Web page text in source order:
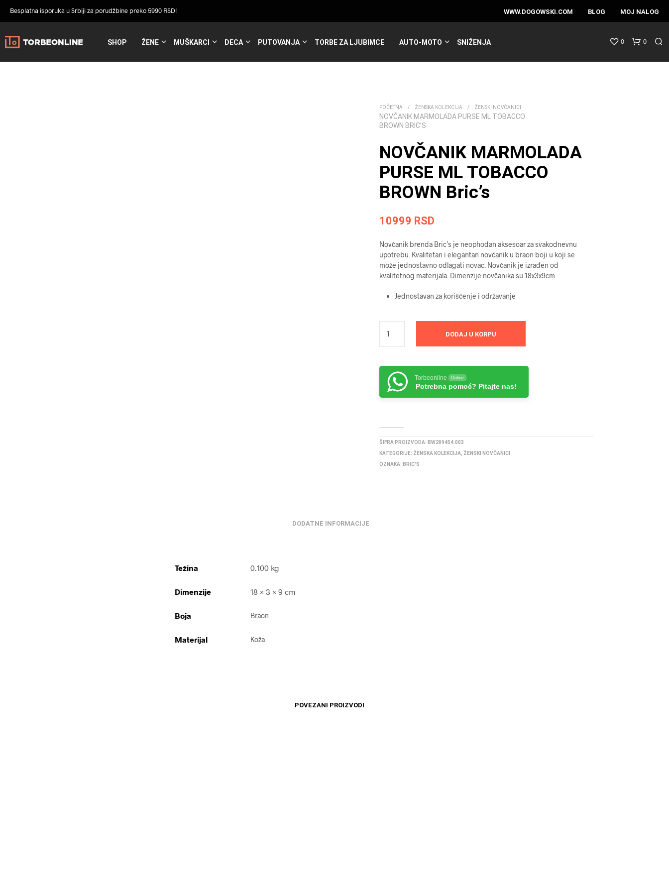
Besplatna isporuka u Srbiji za porudžbine preko 5990 RSD! WWW.DOGOWSKI.COM BLOG MOJ NALOG
SHOP ŽENE MUŠKARCI DECA PUTOVANJA TORBE ZA LJUBIMCE AUTO-MOTO SNIŽENJA 0 0
POČETNA / ŽENSKA KOLEKCIJA / ŽENSKI NOVČANICI
NOVČANIK MARMOLADA PURSE ML TOBACCO
BROWN BRIC’S
NOVČANIK MARMOLADA
PURSE ML TOBACCO
BROWN Bric’s
10999 RSD
Novčanik brenda Bric’s je neophodan aksesoar za svakodnevnu
upotrebu. Kvalitetan i elegantan novčanik u braon boji u koji se
može jednostavno odlagati novac. Novčanik je izrađen od
kvalitetnog materijala. Dimenzije novčanika su 18x3x9cm.
Jednostavan za korišćenje i održavanje
DODAJ U KORPU
Torbeonline Online
Potrebna pomoć? Pitajte nas!
ŠIFRA PROIZVODA: BW209454.003
KATEGORIJE: ŽENSKA KOLEKCIJA
ŽENSKI NOVČANICI
OZNAKA: BRIC'S
DODATNE INFORMACIJE
Težina 0.100 kg
Dimenzije 18 × 3 × 9 cm
Boja Braon
Materijal Koža
POVEZANI PROIZVODI